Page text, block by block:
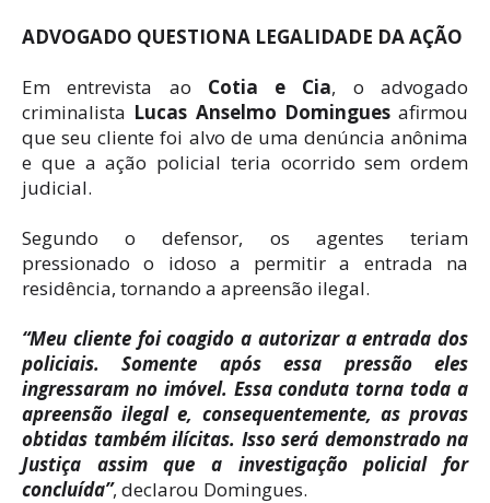
ADVOGADO QUESTIONA LEGALIDADE DA AÇÃO
Em entrevista ao Cotia e Cia, o advogado
criminalista Lucas Anselmo Dominguesafirmou
que seu cliente foi alvo de uma denúncia anônima
e que a ação policial teria ocorrido sem ordem
judicial.
Segundo o defensor, os agentes teriam
pressionado o idoso a permitir a entrada na
residência, tornando a apreensão ilegal.
“Meu cliente foi coagido a autorizar a entrada dos
policiais. Somente após essa pressão eles
ingressaram no imóvel. Essa conduta torna toda a
apreensão ilegal e, consequentemente, as provas
obtidas também ilícitas. Isso será demonstrado na
Justiça assim que a investigação policial for
concluída”, declarou Domingues.